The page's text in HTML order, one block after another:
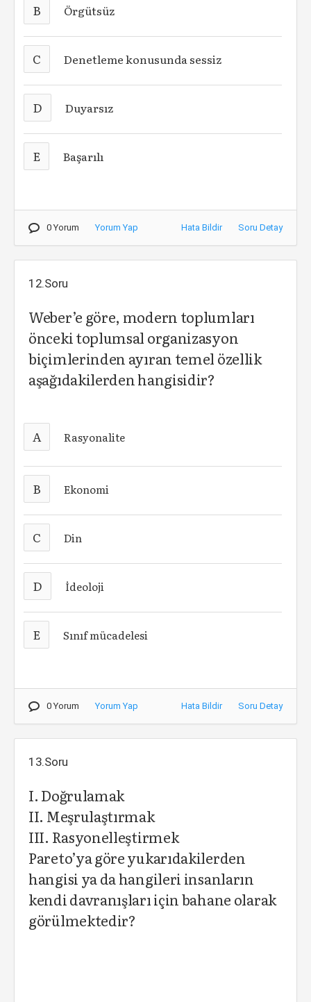
B Örgütsüz
C Denetleme konusunda sessiz
D Duyarsız
E Başarılı
0 Yorum Yorum Yap Hata Bildir Soru Detay
12.Soru
Weber’e göre, modern toplumları
önceki toplumsal organizasyon
biçimlerinden ayıran temel özellik
aşağıdakilerden hangisidir?
A Rasyonalite
B Ekonomi
C Din
D İdeoloji
E Sınıf mücadelesi
0 Yorum Yorum Yap Hata Bildir Soru Detay
13.Soru
I. Doğrulamak
II. Meşrulaştırmak
III. Rasyonelleştirmek
Pareto’ya göre yukarıdakilerden
hangisi ya da hangileri insanların
kendi davranışları için bahane olarak
görülmektedir?